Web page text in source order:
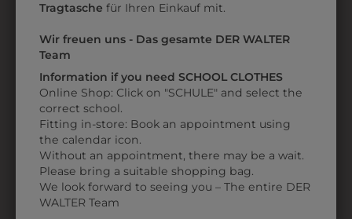
ZULETZT ANGESEHEN
32044101101
HERRENMANTEL
Tragtasche für Ihren Einkauf mit.
Wir freuen uns - Das gesamte DER WALTER
Team
Information if you need SCHOOL CLOTHES
Online Shop: Click on "SCHULE" and select the
correct school.
Fitting in-store: Book an appointment using
the calendar icon.
Without an appointment, there may be a wait.
Please bring a suitable shopping bag.
We look forward to seeing you – The entire DER
WALTER Team